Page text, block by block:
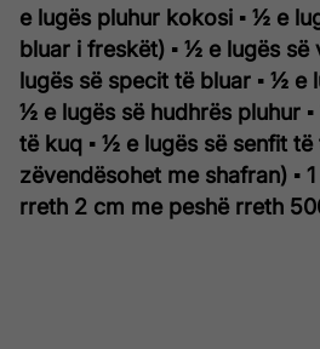
e lugës pluhur kokosi ▪ ½ e
bluar i freskët) ▪ ½ e lugës së
lugës së specit të bluar ▪ ½ e
½ e lugës së hudhrës pluhur
të kuq ▪ ½ e lugës së senfit
zëvendësohet me shafran) ▪
rreth 2 cm me peshë rreth